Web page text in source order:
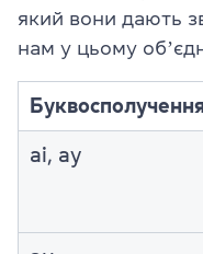
який вони дають
нам у цьому
ai, ay